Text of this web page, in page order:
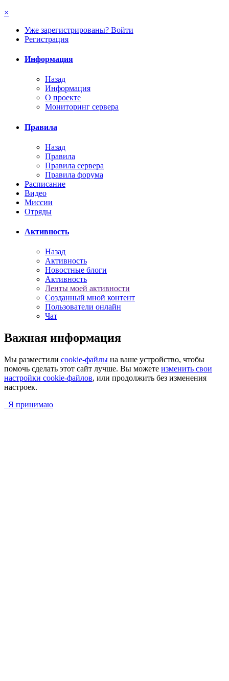
×
Уже зарегистрированы? Войти
Регистрация
Информация
Назад
Информация
О проекте
Мониторинг сервера
Правила
Назад
Правила
Правила сервера
Правила форума
Расписание
Видео
Миссии
Отряды
Активность
Назад
Активность
Новостные блоги
Активность
Ленты моей активности
Созданный мной контент
Пользователи онлайн
Чат
Важная информация
Мы разместили cookie-файлы на ваше устройство, чтобы
помочь сделать этот сайт лучше. Вы можете изменить свои
настройки cookie-файлов, или продолжить без изменения
настроек.
Я принимаю